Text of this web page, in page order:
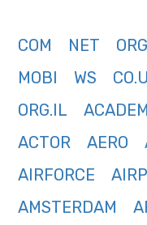
COM NET ORG
MOBI
WS
ORG.IL
ACTOR
AERO
AIRFORCE
AMSTERDAM